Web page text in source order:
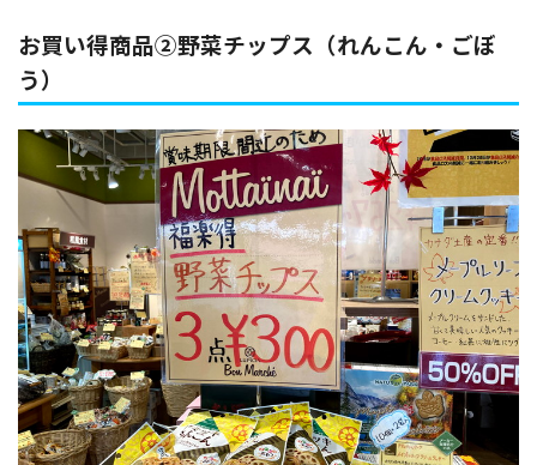
お買い得商品②野菜チップス（れんこん・ごぼ
う）